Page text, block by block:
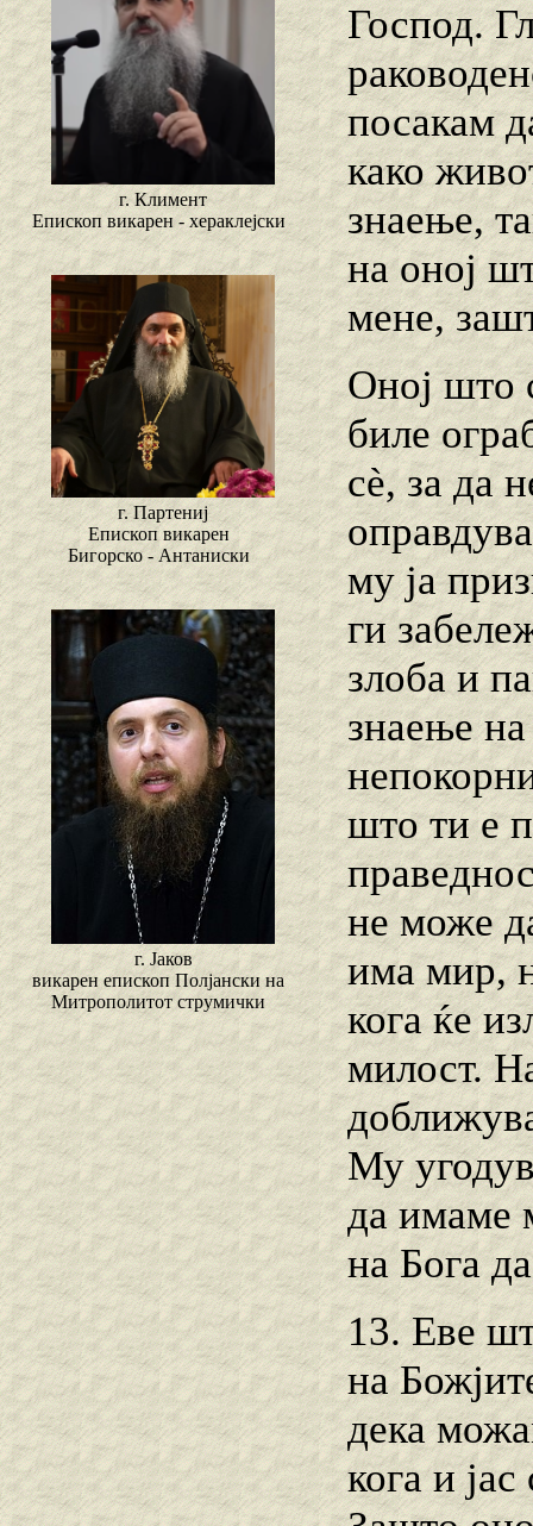
г. Климент
Епископ викарен - хераклејски
г. Партениј
Епископ викарен
Бигорско - Антаниски
г. Јаков
викарен епископ Полјански на
Митрополитот струмички
Господ.
посакам
како
знаење,
на оној
мене,
Оној што
биле
cѐ, за да
му ја
ги
злоба и
знаење на
што ти е
не може
има мир,
кога ќе
милост.
Му
да имаме
на Бога
13. Еве
на
дека
кога и